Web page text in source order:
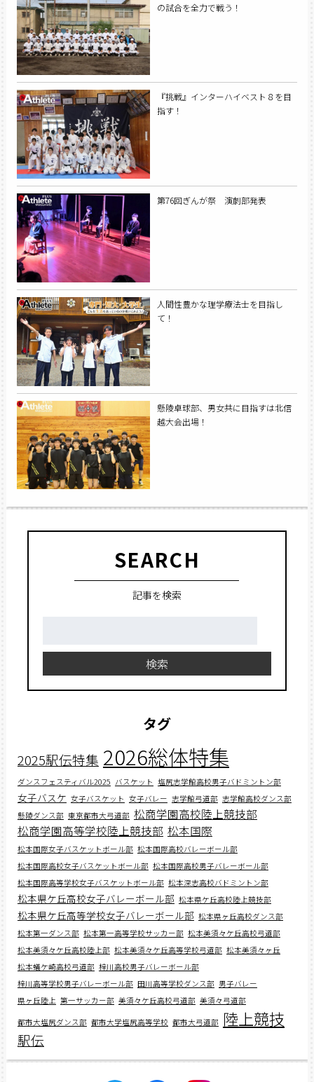
の試合を全力で戦う！
『挑戦』インターハイベスト８を目
指す！
第76回ぎんが祭 演劇部発表
人間性豊かな理学療法士を目指し
て！
懸陵卓球部、男女共に目指すは北信
越大会出場！
SEARCH
記事を検索
検索
タグ
2025駅伝特集 2026総体特集
ダンスフェスティバル2025 バスケット 塩尻志学館高校男子バドミントン部
女子バスケ 女子バスケット 女子バレー 志学館弓道部 志学館高校ダンス部
懸陵ダンス部 東京都市大弓道部 松商学園高校陸上競技部
松商学園高等学校陸上競技部 松本国際
松本国際女子バスケットボール部 松本国際高校バレーボール部
松本国際高校女子バスケットボール部 松本国際高校男子バレーボール部
松本国際高等学校女子バスケットボール部 松本深志高校バドミントン部
松本県ケ丘高校女子バレーボール部 松本県ケ丘高校陸上競技部
松本県ケ丘高等学校女子バレーボール部 松本県ヶ丘高校ダンス部
松本第一ダンス部 松本第一高等学校サッカー部 松本美須々ケ丘高校弓道部
松本美須々ケ丘高校陸上部 松本美須々ケ丘高等学校弓道部 松本美須々ヶ丘
松本蟻ケ崎高校弓道部 梓川高校男子バレーボール部
梓川高等学校男子バレーボール部 田川高等学校ダンス部 男子バレー
県ヶ丘陸上 第一サッカー部 美須々ケ丘高校弓道部 美須々弓道部
都市大塩尻ダンス部 都市大学塩尻高等学校 都市大弓道部 陸上競技
駅伝